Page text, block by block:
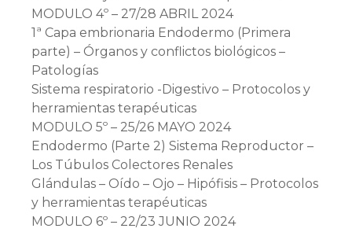
MODULO 4º – 27/28 ABRIL 2024
1ª Capa embrionaria Endodermo (Primera
parte) – Órganos y conflictos biológicos –
Patologías
Sistema respiratorio -Digestivo – Protocolos y
herramientas terapéuticas
MODULO 5º – 25/26 MAYO 2024
Endodermo (Parte 2) Sistema Reproductor –
Los Túbulos Colectores Renales
Glándulas – Oído – Ojo – Hipófisis – Protocolos
y herramientas terapéuticas
MODULO 6º – 22/23 JUNIO 2024